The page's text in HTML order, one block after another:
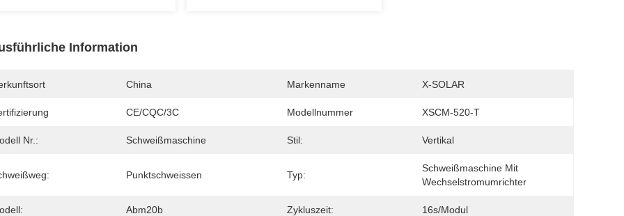
Information
China Markenname X-SOLAR
CE/CQC/3C Modellnummer XSCM-520-T
Nr.: Schweißmaschine Stil: Vertikal
Punktschweissen Typ:
Schweißmaschine Mit
Wechselstromumrichter
Abm20b Zykluszeit: 16s/Modul